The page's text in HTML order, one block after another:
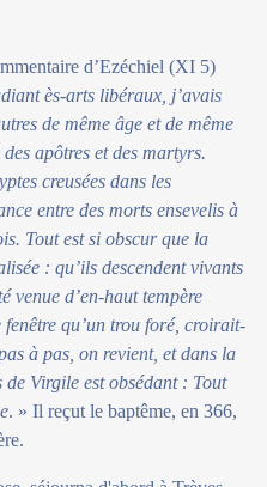
d’Ezéchiel (XI 5)
ès-arts libéraux, j’avais
de même âge et de même
apôtres et des martyrs.
creusées dans les
entre des morts ensevelis à
Tout est si obscur que la
: qu’ils descendent vivants
venue d’en-haut tempère
fenêtre qu’un trou foré, croirait-
à pas, on revient, et dans la
Virgile est obsédant : Tout
. » Il reçut le baptême, en 366,